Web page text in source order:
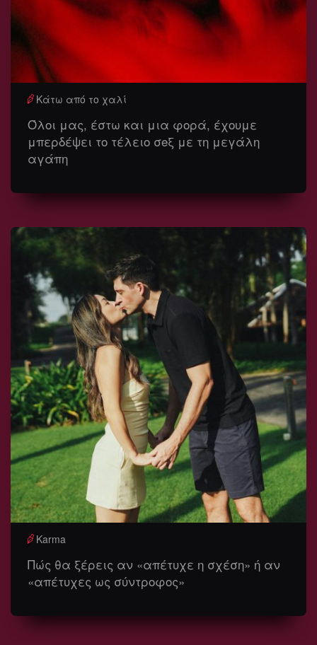
Κάτω από το χαλί
Όλοι μας, έστω και μια φορά, έχουμε
μπερδέψει το τέλειο σeξ με τη μεγάλη
αγάπη
Karma
Πώς θα ξέρεις αν «απέτυχε η σχέση» ή αν
«απέτυχες ως σύντροφος»